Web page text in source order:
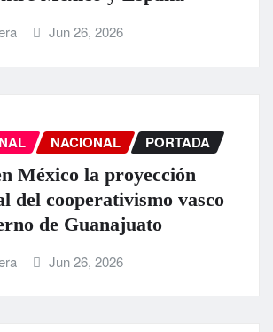
Jun 26, 2026
NACIONAL PORTADA
México la proyección
del cooperativismo vasco
de Guanajuato
Jun 26, 2026